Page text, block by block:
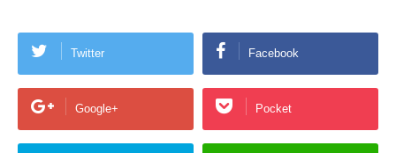
Twitter Facebook
Google+ Pocket